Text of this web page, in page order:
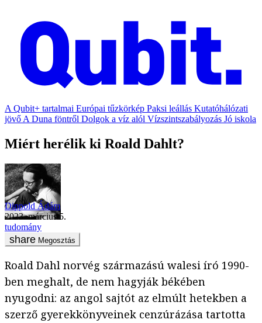
A Qubit+ tartalmai Európai tűzkörkép Paksi leállás Kutatóhálózati
jövő A Duna föntről Dolgok a víz alól Vízszintszabályozás Jó iskola
Miért herélik ki Roald Dahlt?
Dippold Ádám
2023. március 5.
tudomány
Megosztás
Roald Dahl norvég származású walesi író 1990-
ben meghalt, de nem hagyják békében
nyugodni: az angol sajtót az elmúlt hetekben a
szerző gyerekkönyveinek cenzúrázása tartotta